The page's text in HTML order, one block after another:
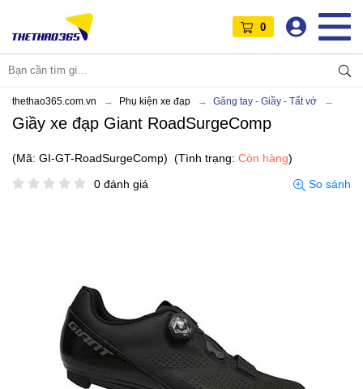
0
thethao365.com.vn Phụ kiện xe đạp Găng tay - Giầy - Tất vớ
Giầy xe đạp Giant RoadSurgeComp
(Mã: GI-GT-RoadSurgeComp) (Tình trạng: Còn hàng)
0 đánh giá
So sánh